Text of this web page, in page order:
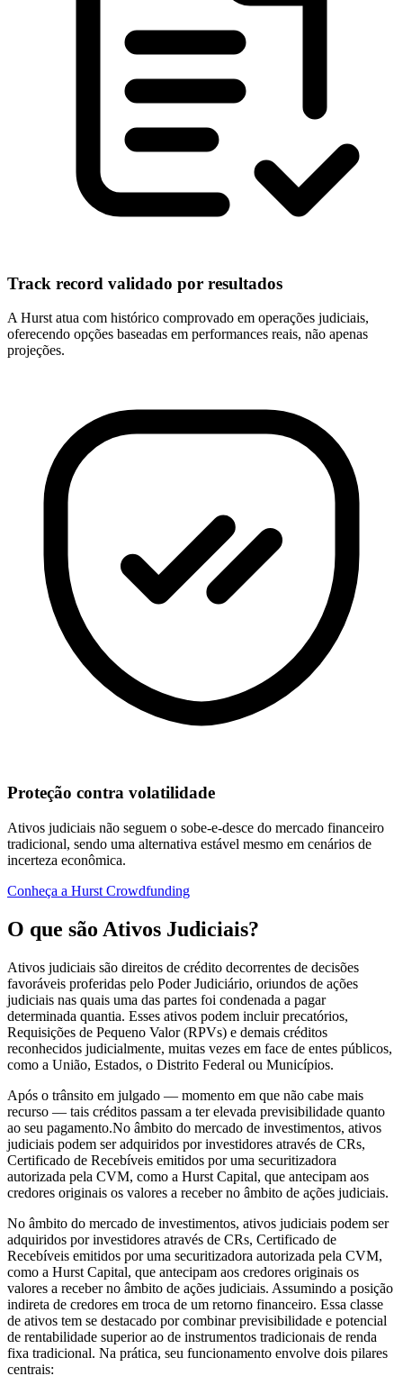
Track record validado por resultados
A Hurst atua com histórico comprovado em operações judiciais,
oferecendo opções baseadas em performances reais, não apenas
projeções.
Proteção contra volatilidade
Ativos judiciais não seguem o sobe-e-desce do mercado financeiro
tradicional, sendo uma alternativa estável mesmo em cenários de
incerteza econômica.
Conheça a Hurst Crowdfunding
O que são Ativos Judiciais?
Ativos judiciais são direitos de crédito decorrentes de decisões
favoráveis proferidas pelo Poder Judiciário, oriundos de ações
judiciais nas quais uma das partes foi condenada a pagar
determinada quantia. Esses ativos podem incluir precatórios,
Requisições de Pequeno Valor (RPVs) e demais créditos
reconhecidos judicialmente, muitas vezes em face de entes públicos,
como a União, Estados, o Distrito Federal ou Municípios.
Após o trânsito em julgado — momento em que não cabe mais
recurso — tais créditos passam a ter elevada previsibilidade quanto
ao seu pagamento.No âmbito do mercado de investimentos, ativos
judiciais podem ser adquiridos por investidores através de CRs,
Certificado de Recebíveis emitidos por uma securitizadora
autorizada pela CVM, como a Hurst Capital, que antecipam aos
credores originais os valores a receber no âmbito de ações judiciais.
No âmbito do mercado de investimentos, ativos judiciais podem ser
adquiridos por investidores através de CRs, Certificado de
Recebíveis emitidos por uma securitizadora autorizada pela CVM,
como a Hurst Capital, que antecipam aos credores originais os
valores a receber no âmbito de ações judiciais. Assumindo a posição
indireta de credores em troca de um retorno financeiro. Essa classe
de ativos tem se destacado por combinar previsibilidade e potencial
de rentabilidade superior ao de instrumentos tradicionais de renda
fixa tradicional. Na prática, seu funcionamento envolve dois pilares
centrais: